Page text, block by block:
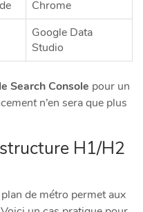
Chrome
Google Data
Studio
Search Console pour un
n’en sera que plus
H1/H2
de métro permet aux